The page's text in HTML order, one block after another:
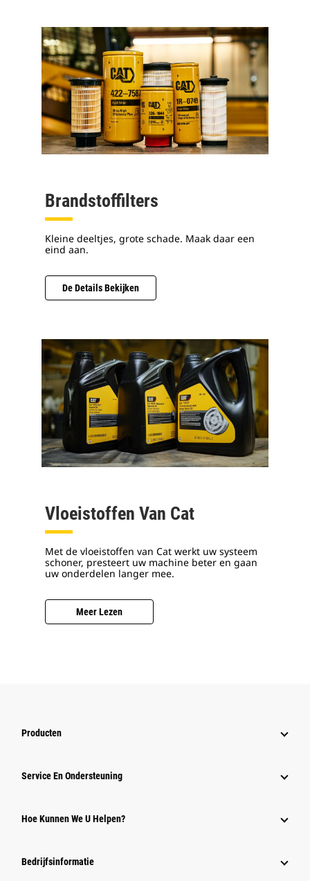
Brandstoffilters
Kleine deeltjes, grote schade. Maak daar een
eind aan.
De Details Bekijken
Vloeistoffen Van Cat
Met de vloeistoffen van Cat werkt uw systeem
schoner, presteert uw machine beter en gaan
uw onderdelen langer mee.
Meer Lezen
Producten
Service En Ondersteuning
Hoe Kunnen We U Helpen?
Bedrijfsinformatie